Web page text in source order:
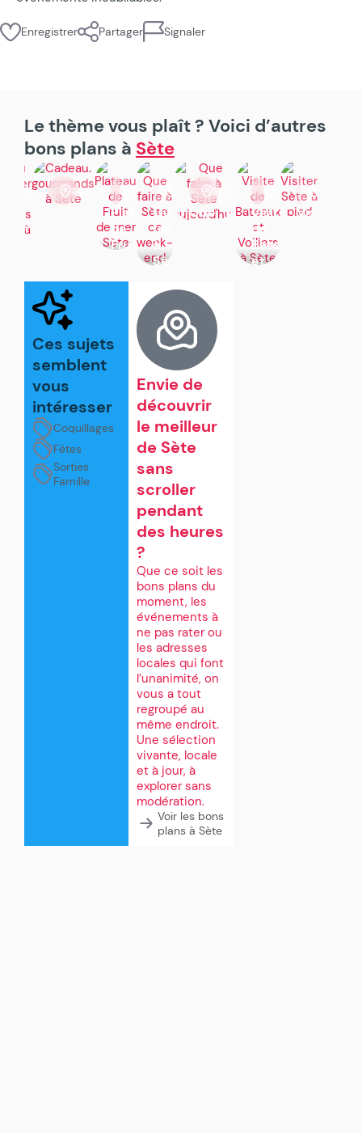
Enregistrer Partager Signaler
Le thème vous plaît ? Voici d’autres
bons plans à Sète
Sète
manger
Sète
Sète
gourmands
paniers
garnis,
spécialités
locales
bonnes
adresses
Sète
Plateau
de
Fruit
Sète
Que
faire
à
Sète
week
end
Sète
Que
Sète
Visite
de
Bateaux
et
Visiter
Ces sujets
semblent
vous
intéresser
Coquillages
Fêtes
Sorties
Famille
Envie de
découvrir
le meilleur
de Sète
sans
scroller
pendant
des heures
?
Que ce soit les
bons plans du
moment, les
événements à
ne pas rater ou
les adresses
locales qui font
l’unanimité, on
vous a tout
regroupé au
même endroit.
Une sélection
vivante, locale
et à jour, à
explorer sans
modération.
Voir les bons
plans à Sète